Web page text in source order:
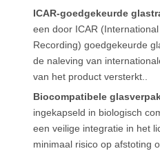
ICAR-goedgekeurde
een door ICAR
Recording) goedgekeurde
de naleving van
van het product versterkt..
Biocompatibele
ingekapseld in biologisch
een veilige integratie in het
minimaal risico op afstoting